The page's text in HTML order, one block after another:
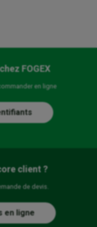
FOGEX
en ligne
client ?
de devis.
en ligne